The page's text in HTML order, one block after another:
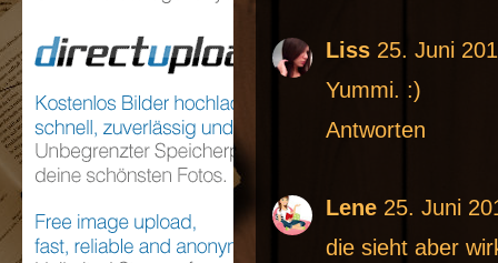
Liss 25. Juni
Yummi. :)
Antworten
Lene 25. Juni
die sieht aber